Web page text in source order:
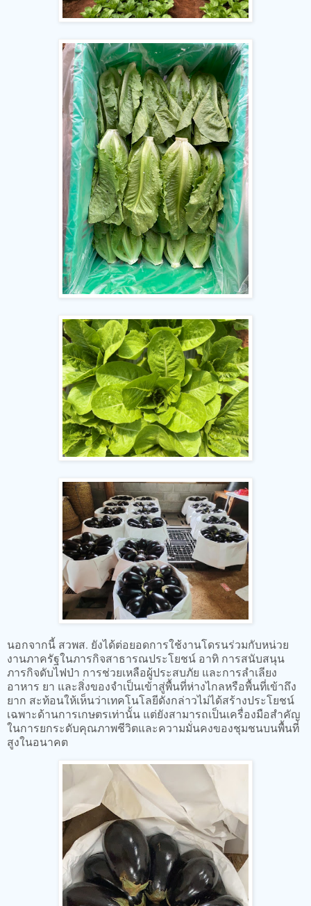
นอกจากนี้ สวพส. ยังได้ต่อยอดการใช้งานโดรนร่วมกับหน่วย
งานภาครัฐในภารกิจสาธารณประโยชน์ อาทิ การสนับสนุน
ภารกิจดับไฟป่า การช่วยเหลือผู้ประสบภัย และการลำเลียง
อาหาร ยา และสิ่งของจำเป็นเข้าสู่พื้นที่ห่างไกลหรือพื้นที่เข้าถึง
ยาก สะท้อนให้เห็นว่าเทคโนโลยีดังกล่าวไม่ได้สร้างประโยชน์
เฉพาะด้านการเกษตรเท่านั้น แต่ยังสามารถเป็นเครื่องมือสำคัญ
ในการยกระดับคุณภาพชีวิตและความมั่นคงของชุมชนบนพื้นที่
สูงในอนาคต